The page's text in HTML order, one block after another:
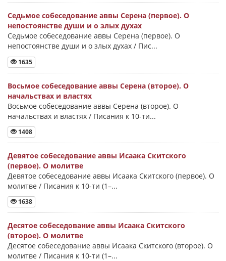
Седьмое собеседование аввы Серена (первое). О
непостоянстве души и о злых духах
Седьмое собеседование аввы Серена (первое). О
непостоянстве души и о злых духах / Пис...
1635
Восьмое собеседование аввы Серена (второе). О
начальствах и властях
Восьмое собеседование аввы Серена (второе). О
начальствах и властях / Писания к 10-ти...
1408
Девятое собеседование аввы Исаака Скитского
(первое). О молитве
Девятое собеседование аввы Исаака Скитского (первое). О
молитве / Писания к 10-ти (1–...
1638
Десятое собеседование аввы Исаака Скитского
(второе). О молитве
Десятое собеседование аввы Исаака Скитского (второе). О
молитве / Писания к 10-ти (1–...